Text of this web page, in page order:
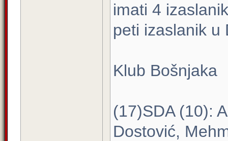
imati 4
peti izaslanik u
Klub Bošnjaka
(17)SDA (10):
Dostović,